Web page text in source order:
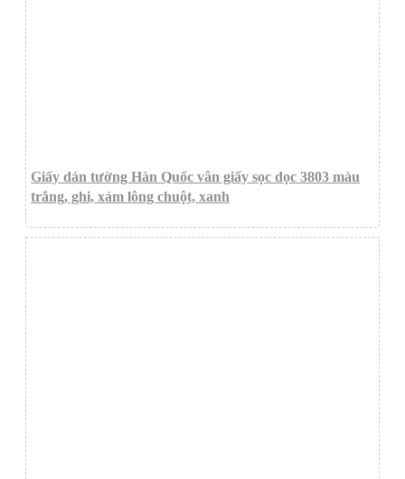
Giấy dán tường Hàn Quốc vân giấy sọc dọc 3803 màu
trắng, ghi, xám lông chuột, xanh